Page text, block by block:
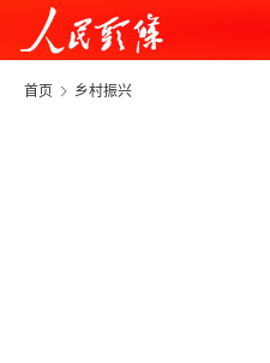
首页 乡村振兴